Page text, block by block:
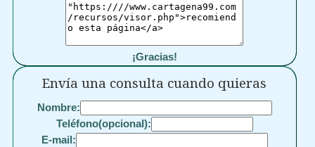
¡Gracias!
Envía una consulta cuando quieras
Nombre:
Teléfono(opcional):
E-mail: